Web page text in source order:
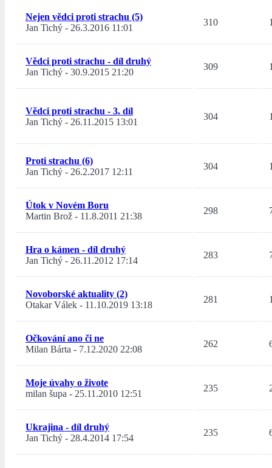
Nejen vědci proti strachu (5)
Jan Tichý - 26.3.2016 11:01
310
Vědci proti strachu - díl druhý
Jan Tichý - 30.9.2015 21:20
309
Vědci proti strachu - 3. díl
Jan Tichý - 26.11.2015 13:01
304
Proti strachu (6)
Jan Tichý - 26.2.2017 12:11
304
Útok v Novém Boru
Martin Brož - 11.8.2011 21:38
298
Hra o kámen - díl druhý
Jan Tichý - 26.11.2012 17:14
283
Novoborské aktuality (2)
Otakar Válek - 11.10.2019 13:18
281
Očkování ano či ne
Milan Bárta - 7.12.2020 22:08
262
Moje úvahy o živote
milan šupa - 25.11.2010 12:51
235
Ukrajina - díl druhý
Jan Tichý - 28.4.2014 17:54
235